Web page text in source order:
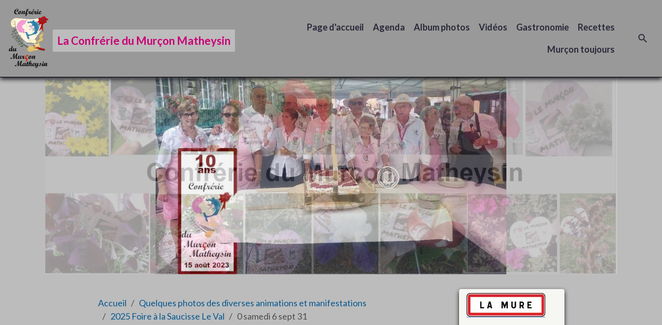
La Confrérie du Murçon Matheysin
Page d'accueil Agenda Album photos Vidéos Gastronomie Recettes
Murçon toujours
Accueil
Quelques photos des diverses animations et manifestations
2025 Foire à la Saucisse Le Val
0 samedi 6 sept 31